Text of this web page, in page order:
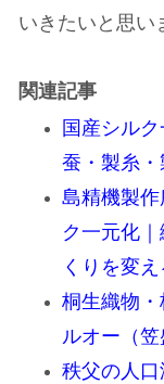
いきたいと思い
関連記事
国産シル
蚕・製糸
島精機製
ク一元化
くりを変え
桐生織物
ルオー（
秩父の人